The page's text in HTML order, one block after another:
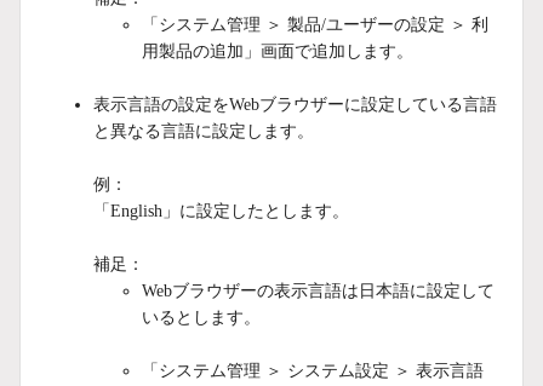
「システム管理 ＞ 製品/ユーザーの設定 ＞ 利
用製品の追加」画面で追加します。
表示言語の設定をWebブラウザーに設定している言語
と異なる言語に設定します。
例：
「English」に設定したとします。
補足：
Webブラウザーの表示言語は日本語に設定して
いるとします。
「システム管理 ＞ システム設定 ＞ 表示言語